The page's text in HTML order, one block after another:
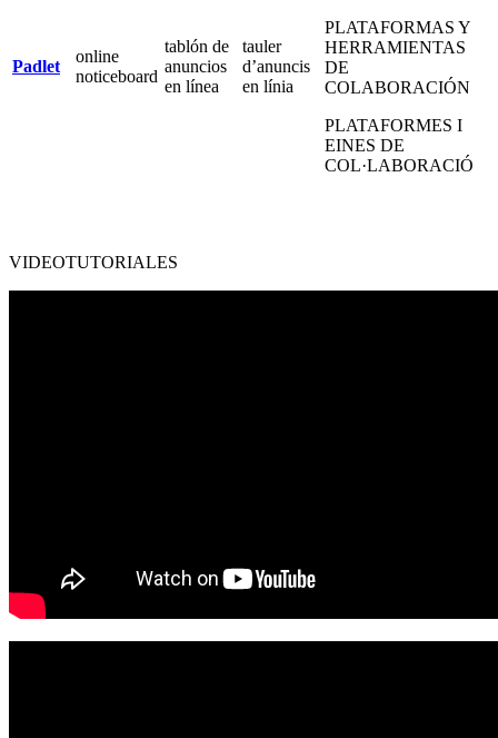
Padlet
online
noticeboard
tablón de
anuncios
en línea
tauler
d’anuncis
en línia
PLATAFORMAS Y
HERRAMIENTAS
DE
COLABORACIÓN
PLATAFORMES I
EINES DE
COL·LABORACIÓ
VIDEOTUTORIALES